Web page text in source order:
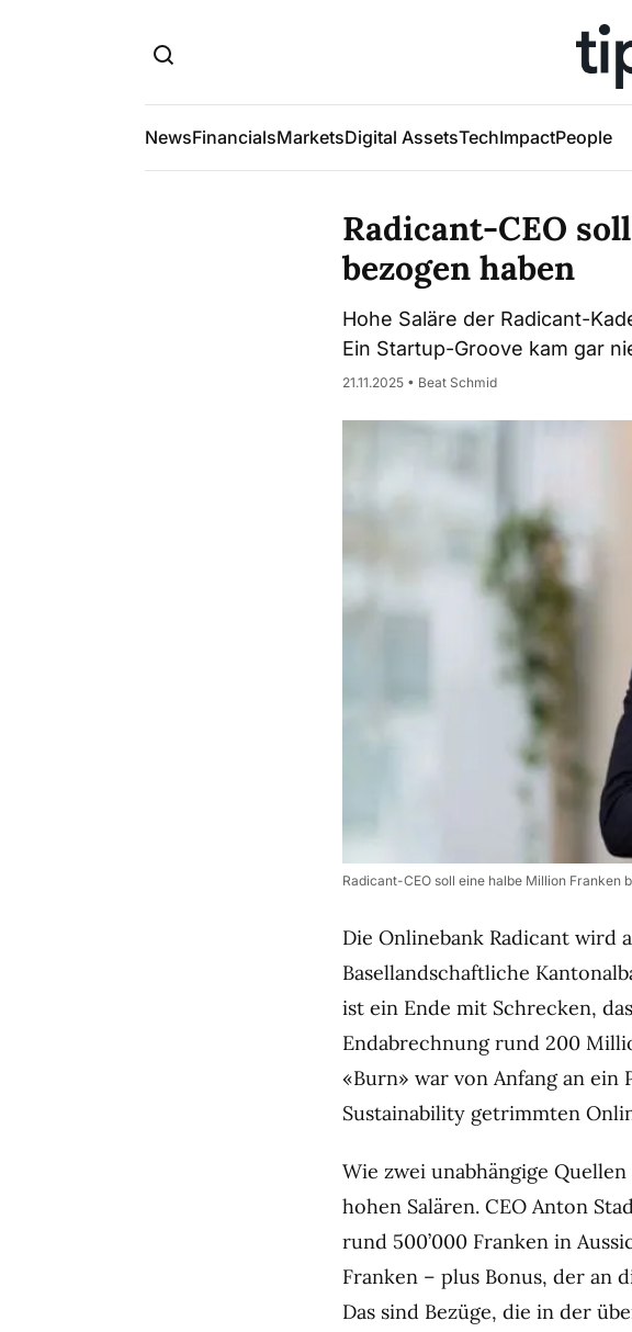
NewsFinancialsMarketsDigital AssetsTechImpactPeople
Radicant-CEO
bezogen haben
Hohe Saläre der Radicant-
Ein Startup-Groove kam gar
21.11.2025 • Beat Schmid
Radicant-CEO soll eine halbe Million Franken
Die Onlinebank Radicant wird
Basellandschaftliche
ist ein Ende mit Schrecken,
Endabrechnung rund 200
«Burn» war von Anfang an ein
Sustainability getrimmten
Wie zwei unabhängige
hohen Salären. CEO Anton
rund 500’000 Franken in
Franken – plus Bonus, der an
Das sind Bezüge, die in der